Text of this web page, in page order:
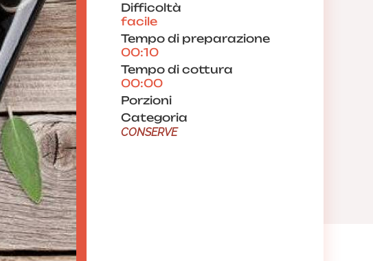
Difficoltà
facile
Tempo di preparazione
00:10
Tempo di cottura
00:00
Porzioni
Categoria
CONSERVE